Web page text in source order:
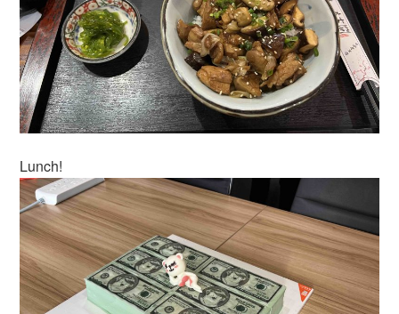
Lunch!